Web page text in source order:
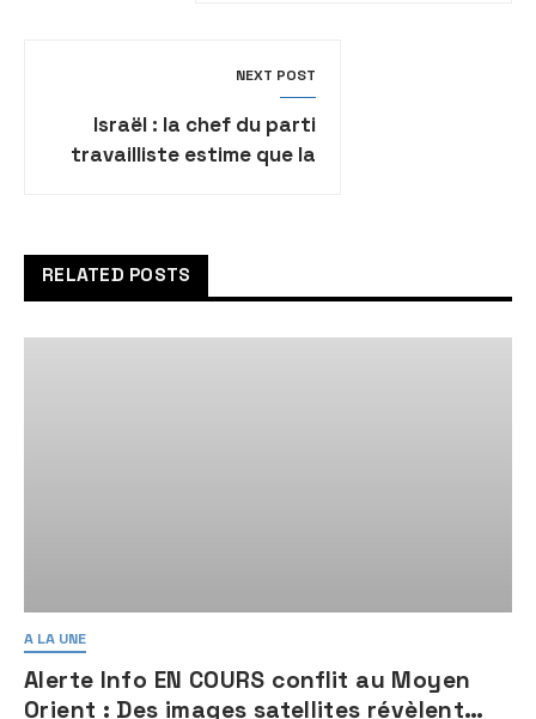
NEXT POST
Israël : la chef du parti
travailliste estime que la
RELATED POSTS
A LA UNE
Alerte Info EN COURS conflit au Moyen
Orient : Des images satellites révèlent